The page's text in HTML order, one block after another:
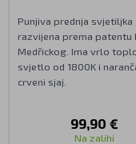
Punjiva prednja svjetiljka
razvijena prema patentu
Medřickog. Ima vrlo
svjetlo od 1800K i
crveni sjaj.
99,90 €
Na zalihi